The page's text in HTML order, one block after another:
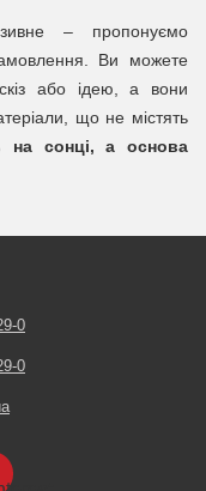
– пропонуємо
Ви можете
або ідею, а вони
що не містять
сонці, а основа
0
0